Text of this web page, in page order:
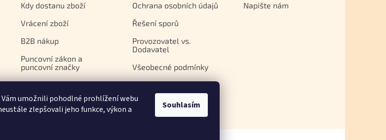
umožnili pohodlné prohlížení webu
zlepšovali jeho funkce, výkon a
Souhlasím
Kdy dostanu zboží
Vrácení zboží
B2B nákup
Puncovní zákon a
puncovní značky
Platební brána Comgate
Ochrana osobních údajů
Řešení sporů
Provozovatel vs.
Dodavatel
Všeobecné podmínky
Napište nám